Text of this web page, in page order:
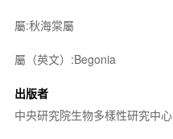
屬:秋海棠屬
屬（英文）:Begonia
出版者
中央研究院生物多樣性研究中心